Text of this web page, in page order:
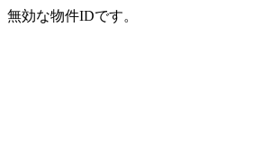
無効な物件IDです。